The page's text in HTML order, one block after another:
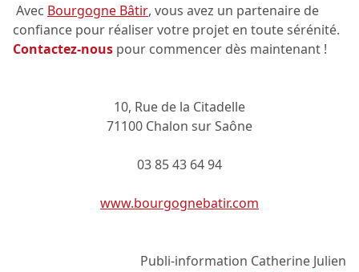
Avec Bourgogne Bâtir, vous avez un partenaire de
confiance pour réaliser votre projet en toute sérénité.
Contactez-nous pour commencer dès maintenant !
10, Rue de la Citadelle
71100 Chalon sur Saône
03 85 43 64 94
www.bourgognebatir.com
Publi-information Catherine Julien